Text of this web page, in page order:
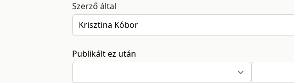
Szerző által
Publikált ez után